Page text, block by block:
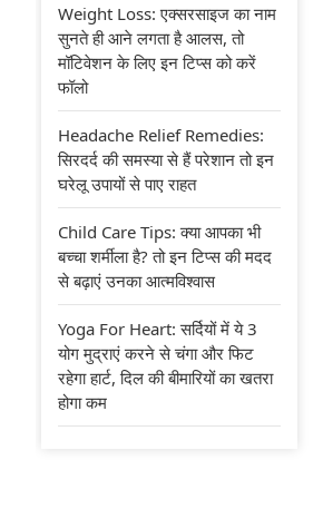
Weight Loss: एक्सरसाइज का नाम
सुनते ही आने लगता है आलस, तो
मॉटिवेशन के लिए इन टिप्स को करें
फॉलो
Headache Relief Remedies:
सिरदर्द की समस्या से हैं परेशान तो इन
घरेलू उपायों से पाए राहत
Child Care Tips: क्या आपका भी
बच्चा शर्मीला है? तो इन टिप्स की मदद
से बढ़ाएं उनका आत्मविश्वास
Yoga For Heart: सर्दियों में ये 3
योग मुद्राएं करने से चंगा और फिट
रहेगा हार्ट, दिल की बीमारियों का खतरा
होगा कम